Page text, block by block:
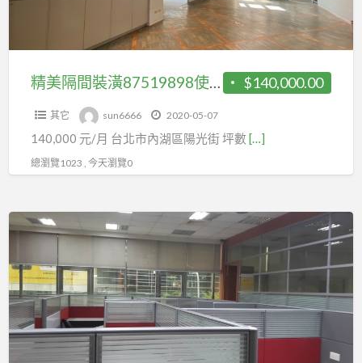
87519898
用
$140,000.00
精美隔間裝潢87519898使用坪數大
其它 sun6666 2020-05-07
140,000 元/月 台北市內湖區陽光街 坪數[…]
總瀏覽1023 , 今天瀏覽0
雙
面
採
光
87519898
隔
間